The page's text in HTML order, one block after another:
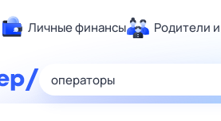
Личные финансы Родители